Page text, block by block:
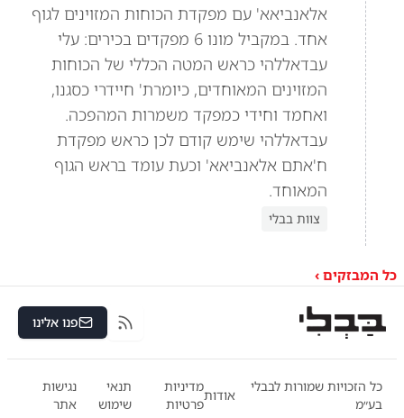
אלאנביאא' עם מפקדת הכוחות המזוינים לגוף
אחד. במקביל מונו 6 מפקדים בכירים: עלי
עבדאללהי כראש המטה הכללי של הכוחות
המזוינים המאוחדים, כיומרת' חיידרי כסגנו,
ואחמד וחידי כמפקד משמרות המהפכה.
עבדאללהי שימש קודם לכן כראש מפקדת
ח'אתם אלאנביאא' וכעת עומד בראש הגוף
המאוחד.
צוות בבלי
כל המבזקים ›
RSS פנו אלינו
כל הזכויות שמורות לבבלי
בע״מ
אודות
מדיניות
פרטיות
תנאי
שימוש
נגישות
אתר